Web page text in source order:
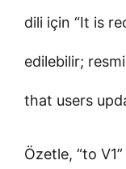
dili için “It is
edilebilir;
that users
Özetle, “to